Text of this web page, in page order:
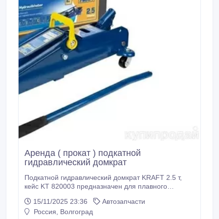
Аренда ( прокат ) подкатной
гидравлический домкрат
Подкатной гидравлический домкрат KRAFT 2.5 т,
кейс KT 820003 предназначен для плавного
Благодаря длинной рукоятке операции можно
проводить стоя, и с минимальным приводным
15/11/2025 23:36
Автозапчасти
Россия, Волгоград